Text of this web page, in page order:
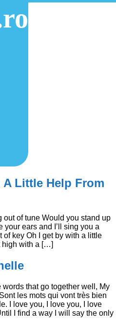
Little Help From
out of tune Would you stand up
ears and I’ll sing you a
of key Oh I get by with a little
high with a […]
that go together well, My
les mots qui vont très bien
I love you, I love you, I love
I find a way I will say the only